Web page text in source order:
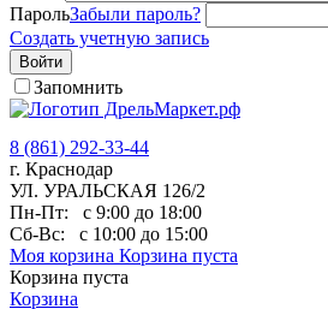
ПарольЗабыли пароль?
Создать учетную запись
Войти
Запомнить
8 (861) 292-33-44
г. Краснодар
УЛ. УРАЛЬСКАЯ 126/2
Пн-Пт:
с 9:00 до 18:00
Сб-Вс:
с 10:00 до 15:00
Моя корзина Корзина пуста
Корзина пуста
Корзина